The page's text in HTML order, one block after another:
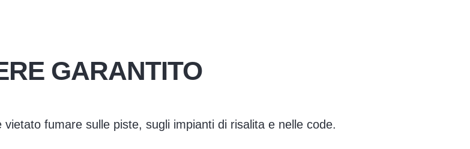
GARANTITO
fumare sulle piste, sugli impianti di risalita e nelle code.